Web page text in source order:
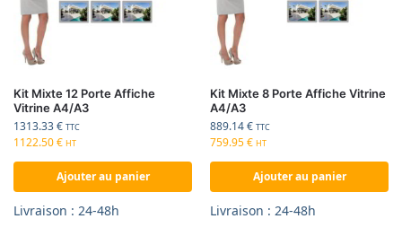
Kit Mixte 12 Porte Affiche
Vitrine A4/A3
1313.33€ TTC
1122.50€ HT
Ajouter au panier
Livraison : 24-48h
Kit Mixte 8 Porte Affiche Vitrine
A4/A3
889.14€ TTC
759.95€ HT
Ajouter au panier
Livraison : 24-48h